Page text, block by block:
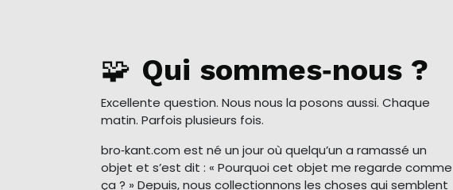
🧩 Qui sommes‑nous ?
Excellente question. Nous nous la posons aussi. Chaque
matin. Parfois plusieurs fois.
bro‑kant.com est né un jour où quelqu’un a ramassé un
objet et s’est dit : « Pourquoi cet objet me regarde comme
ça ? » Depuis, nous collectionnons les choses qui semblent